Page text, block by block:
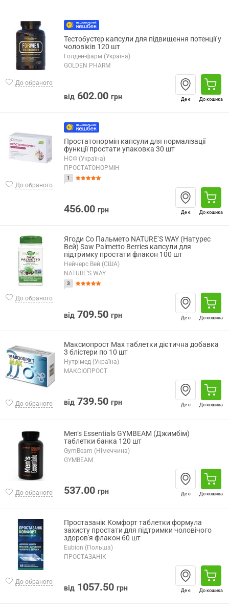
До обраного
Тестобустер капсули для підвищення потенції у
чоловіків 120 шт
Голден-фарм (Україна)
GOLDEN PHARM
від 602.00 грн Де є До кошика
До обраного
Простатонормін капсули для нормалізації
функції простати упаковка 30 шт
НСФ (Україна)
ПРОСТАТОНОРМІН
1
456.00 грн Де є До кошика
До обраного
Ягоди Со Пальмето NATURE’S WAY (Натурес
Вей) Saw Palmetto Berries капсули для
підтримку простати флакон 100 шт
Нейчерс Вей (США)
NATURE’S WAY
3
від 709.50 грн Де є До кошика
До обраного
Максиопрост Мах таблетки дієтична добавка
3 блістери по 10 шт
Нутрімед (Україна)
МАКСІОПРОСТ
від 739.50 грн Де є До кошика
До обраного
Men‘s Essentials GYMBEAM (Джимбім)
таблетки банка 120 шт
GymBeam (Німеччина)
GYMBEAM
537.00 грн Де є До кошика
До обраного
Простазанік Комфорт таблетки формула
захисту простати для підтримки чоловічого
здоров'я флакон 60 шт
Eubion (Польша)
ПРОСТАЗАНІК
від 1057.50 грн Де є До кошика